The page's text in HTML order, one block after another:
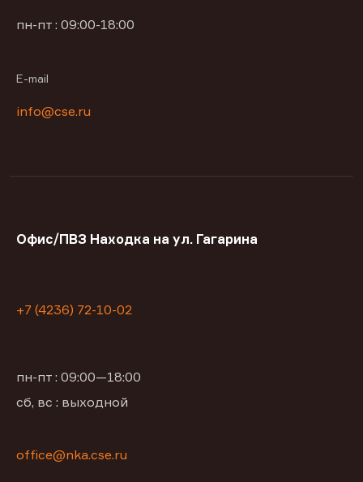
пн-пт : 09:00-18:00
E-mail
info@cse.ru
Офис/ПВЗ Находка на ул. Гагарина
+7 (4236) 72-10-02
пн-пт : 09:00—18:00
сб, вс : выходной
office@nka.cse.ru